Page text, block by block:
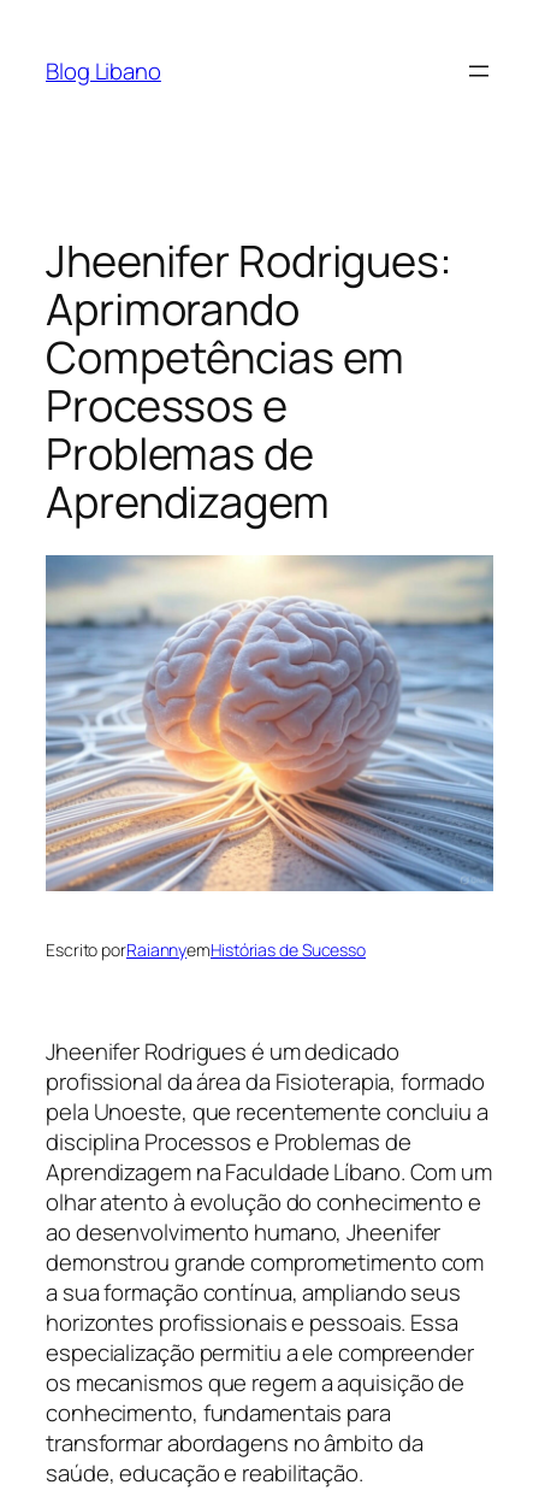
Blog Libano
Jheenifer Rodrigues:
Aprimorando
Competências em
Processos e
Problemas de
Aprendizagem
Escrito porRaiannyemHistórias de Sucesso
Jheenifer Rodrigues é um dedicado
profissional da área da Fisioterapia, formado
pela Unoeste, que recentemente concluiu a
disciplina Processos e Problemas de
Aprendizagem na Faculdade Líbano. Com um
olhar atento à evolução do conhecimento e
ao desenvolvimento humano, Jheenifer
demonstrou grande comprometimento com
a sua formação contínua, ampliando seus
horizontes profissionais e pessoais. Essa
especialização permitiu a ele compreender
os mecanismos que regem a aquisição de
conhecimento, fundamentais para
transformar abordagens no âmbito da
saúde, educação e reabilitação.